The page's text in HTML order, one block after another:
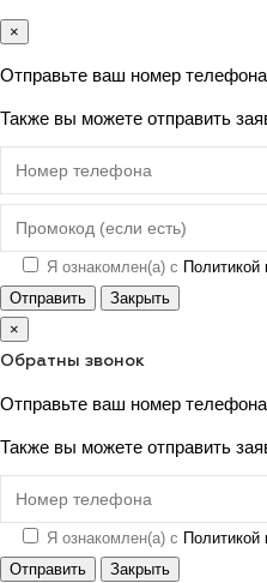
×
Отправьте ваш номер
Также вы можете отправить
Я ознакомлен(а) с Политикой
Отправить
Закрыть
×
Обратны звонок
Отправьте ваш номер
Также вы можете отправить
Я ознакомлен(а) с Политикой
Отправить
Закрыть